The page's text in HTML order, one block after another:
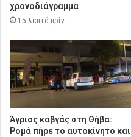
χρονοδιάγραμμα
15 λεπτά πρίν
Άγριος καβγάς στη Θήβα:
Ρομά πήρε το αυτοκίνητο και